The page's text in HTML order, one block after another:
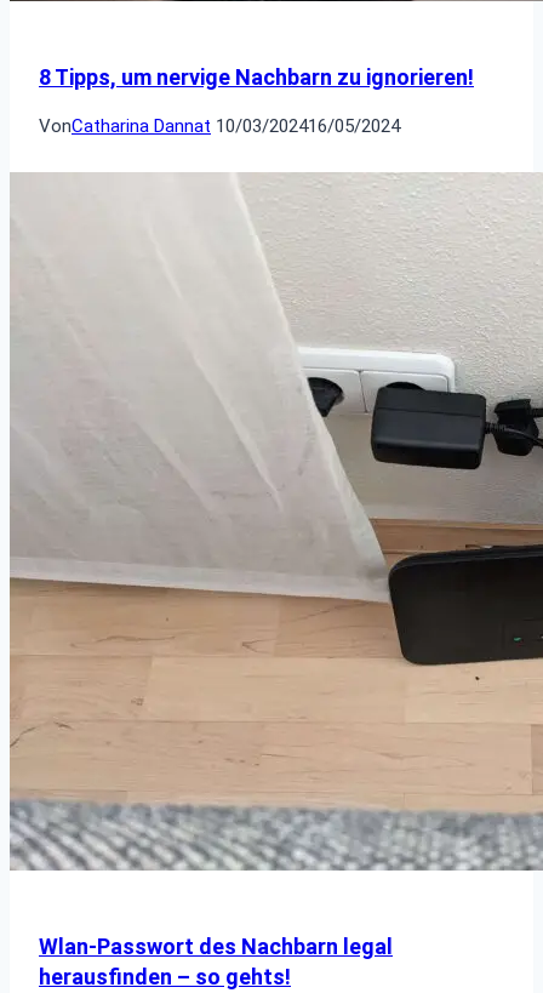
8 Tipps, um nervige Nachbarn zu ignorieren!
VonCatharina Dannat 10/03/202416/05/2024
Wlan-Passwort des Nachbarn legal
herausfinden – so gehts!